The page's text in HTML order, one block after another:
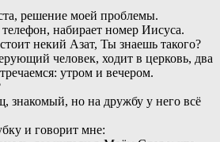
решение моей проблемы.
набирает номер Иисуса.
некий Азат, Ты знаешь такого?
человек, ходит в церковь, два
утром и вечером.
знакомый, но на дружбу у него всё
и говорит мне: